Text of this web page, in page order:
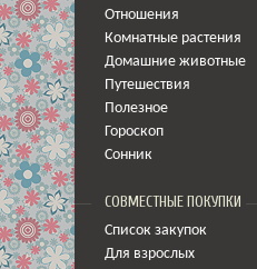
Отношения
Комнатные растения
Домашние животные
Путешествия
Полезное
Гороскоп
Сонник
СОВМЕСТНЫЕ ПОКУПКИ
Список закупок
Для взрослых